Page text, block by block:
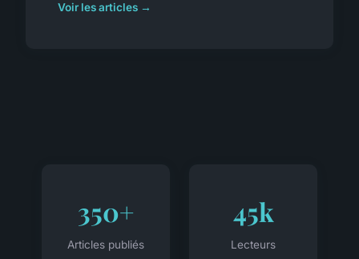
Voir les articles →
350+
Articles publiés
45k
Lecteurs